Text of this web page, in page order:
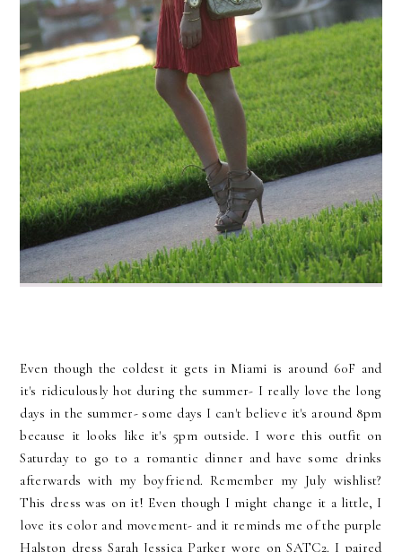
Even though the coldest it gets in Miami is around 60F and
it's ridiculously hot during the summer- I really love the long
days in the summer- some days I can't believe it's around 8pm
because it looks like it's 5pm outside. I wore this outfit on
Saturday to go to a romantic dinner and have some drinks
afterwards with my boyfriend. Remember my July wishlist?
This dress was on it! Even though I might change it a little, I
love its color and movement- and it reminds me of the purple
Halston dress Sarah Jessica Parker wore on SATC2. I paired